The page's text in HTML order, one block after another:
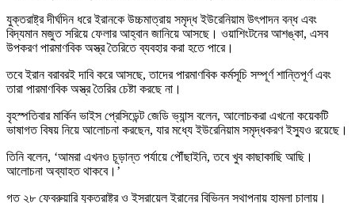
যুক্তরাষ্ট্র দীর্ঘদিন ধরে ইরানকে উচ্চমাত্রায় সমৃদ্ধ ইউরেনিয়াম উৎপাদন বন্ধ এবং
বিদ্যমান মজুত সরিয়ে ফেলার আহ্বান জানিয়ে আসছে। ওয়াশিংটনের আশঙ্কা, এসব
উপকরণ পারমাণবিক অস্ত্র তৈরিতে ব্যবহার করা হতে পারে।
তবে ইরান বরাবরই দাবি করে আসছে, তাদের পারমাণবিক কর্মসূচি সম্পূর্ণ শান্তিপূর্ণ এবং
তারা পারমাণবিক অস্ত্র তৈরির চেষ্টা করছে না।
বৃহস্পতিবার মার্কিন ভাইস প্রেসিডেন্ট জেডি ভ্যান্স বলেন, আলোচকরা এখনো কয়েকটি
ভাষাগত বিষয় নিয়ে আলোচনা করছেন, যার মধ্যে ইউরেনিয়াম সমৃদ্ধকরণ ইস্যুও রয়েছে।
তিনি বলেন, ‘আমরা এখনও চূড়ান্ত পর্যায়ে পৌঁছাইনি, তবে খুব কাছাকাছি আছি।
আলোচনা অব্যাহত থাকবে।’
গত ২৮ ফেব্রুয়ারি যুক্তরাষ্ট্র ও ইসরায়েল ইরানের বিভিন্ন স্থাপনায় হামলা চালায়।